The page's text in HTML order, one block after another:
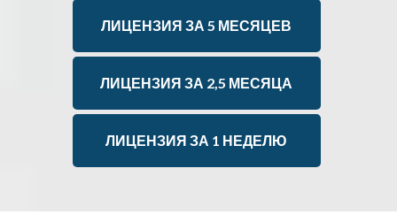
ЛИЦЕНЗИЯ ЗА 5 МЕСЯЦЕВ
ЛИЦЕНЗИЯ ЗА 2,5 МЕСЯЦА
ЛИЦЕНЗИЯ ЗА 1 НЕДЕЛЮ